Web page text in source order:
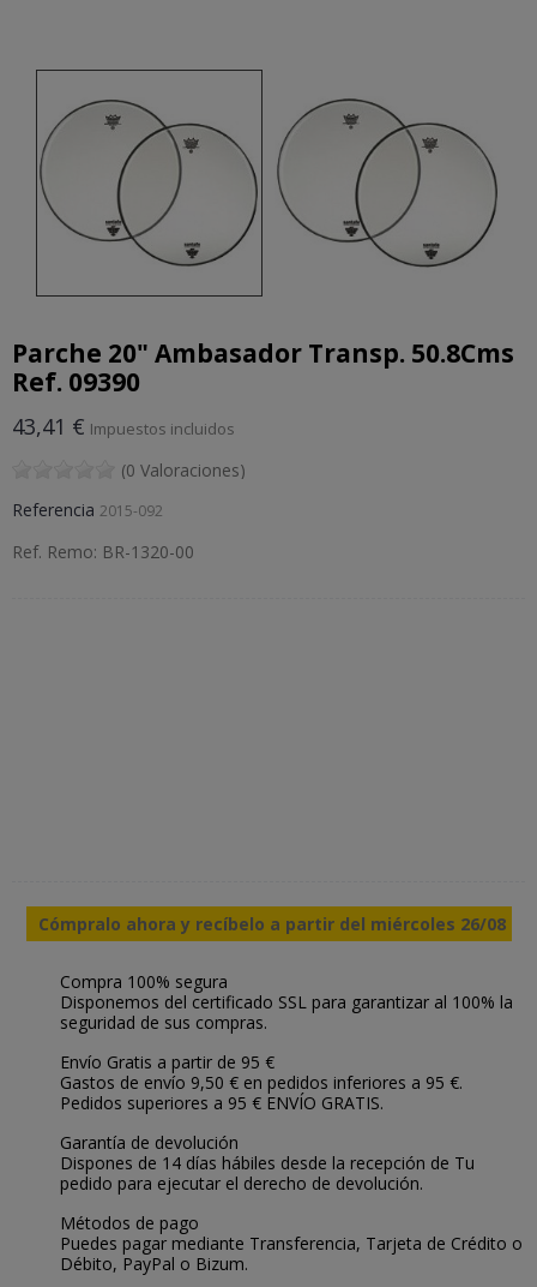
Parche 20" Ambasador Transp. 50.8Cms
Ref. 09390
43,41 € Impuestos incluidos
(0 Valoraciones)
Referencia 2015-092
Ref. Remo: BR-1320-00
Cómpralo ahora y recíbelo a partir del miércoles 26/08
Compra 100% segura
Disponemos del certificado SSL para garantizar al 100% la
seguridad de sus compras.
Envío Gratis a partir de 95 €
Gastos de envío 9,50 € en pedidos inferiores a 95 €.
Pedidos superiores a 95 € ENVÍO GRATIS.
Garantía de devolución
Dispones de 14 días hábiles desde la recepción de Tu
pedido para ejecutar el derecho de devolución.
Métodos de pago
Puedes pagar mediante Transferencia, Tarjeta de Crédito o
Débito, PayPal o Bizum.